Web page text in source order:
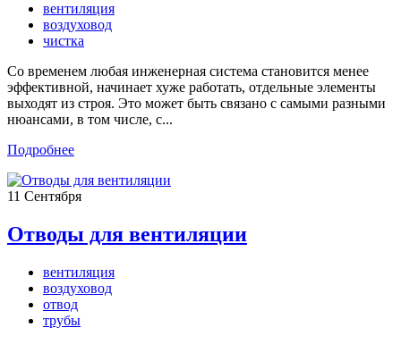
вентиляция
воздуховод
чистка
Со временем любая инженерная система становится менее
эффективной, начинает хуже работать, отдельные элементы
выходят из строя. Это может быть связано с самыми разными
нюансами, в том числе, с...
Подробнее
11 Сентября
Отводы для вентиляции
вентиляция
воздуховод
отвод
трубы